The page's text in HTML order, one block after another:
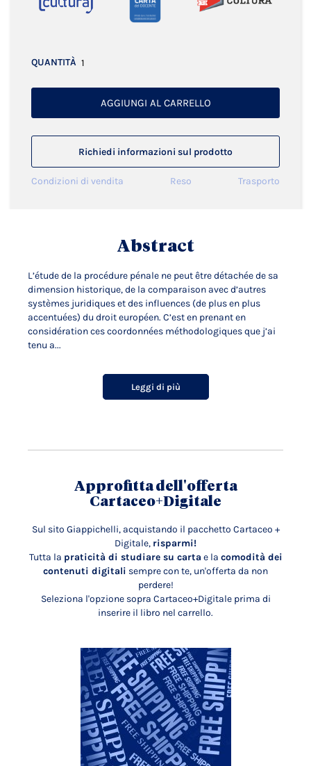
QUANTITÀ
AGGIUNGI AL CARRELLO
Richiedi informazioni sul prodotto
Condizioni di vendita Reso Trasporto
Abstract
L’étude de la procédure pénale ne peut être détachée de sa
dimension historique, de la comparaison avec d’autres
systèmes juridiques et des influences (de plus en plus
accentuées) du droit européen. C’est en prenant en
considération ces coordonnées méthodologiques que j’ai
tenu a...
Leggi di più
Approfitta dell'offerta
Cartaceo+Digitale
Sul sito Giappichelli, acquistando il pacchetto Cartaceo +
Digitale, risparmi!
Tutta la praticità di studiare su carta e la comodità dei
contenuti digitali sempre con te, un'offerta da non
perdere!
Seleziona l'opzione sopra Cartaceo+Digitale prima di
inserire il libro nel carrello.